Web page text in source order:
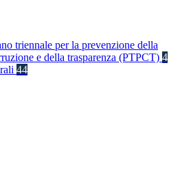
triennale per la prevenzione della
e della trasparenza (PTPCT) 4
44